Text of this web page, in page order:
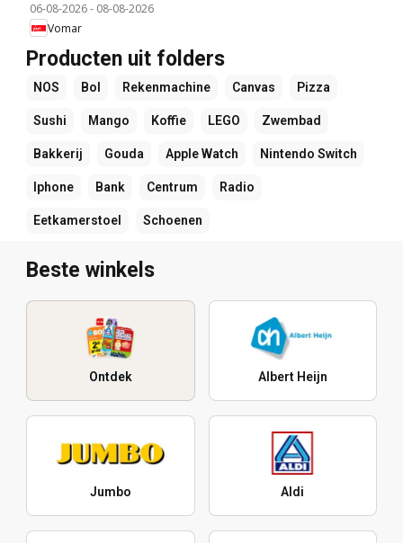
06-08-2026- 08-08-2026
Vomar
Producten uit folders
NOS Bol Rekenmachine Canvas Pizza
Sushi Mango Koffie LEGO Zwembad
Bakkerij Gouda Apple Watch Nintendo Switch
Iphone Bank Centrum Radio
Eetkamerstoel Schoenen
Beste winkels
Ontdek Albert Heijn
Jumbo Aldi